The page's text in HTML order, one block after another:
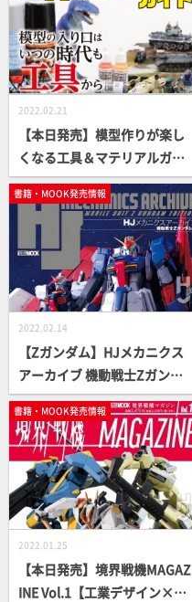
2022.02.21
【本日発売】模型作りが楽し
くなる工具＆マテリアルガイ
ド【月刊工具】
書籍・MOOK発売情報
2022.02.14
【Zガンダム】HJメカニクス
アーカイブ 機動戦士Zガンダ
ム編【本日発売】
書籍・MOOK発売情報
2022.01.25
【本日発売】境界戦機MAGAZ
INE Vol.1【工業デザイン×最